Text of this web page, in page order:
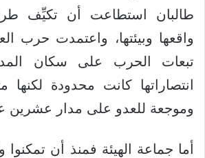
طالبان استطاعت أن تكيِّف
واقعها وبيئتها، واعتمدت حرب
تبعات الحرب على سكان
انتصاراتها كانت محدودة لكنها
وموجعة للعدو على مدار عشرين
أما جماعة الهيئة فمنذ أن تمكنوا